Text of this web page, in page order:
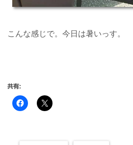
こんな感じで。今日は暑いっす。
共有: